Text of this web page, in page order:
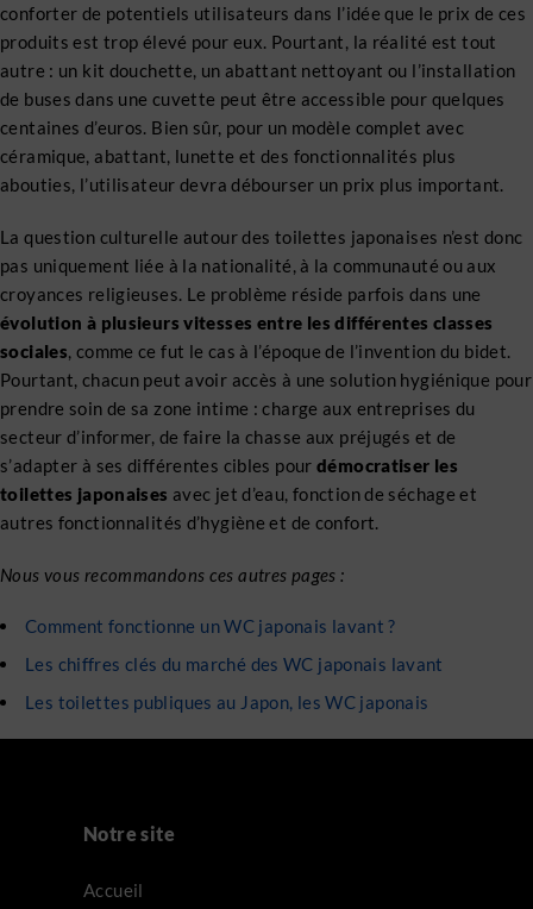
conforter de potentiels utilisateurs dans l’idée que le prix de ces
produits est trop élevé pour eux. Pourtant, la réalité est tout
autre : un kit douchette, un abattant nettoyant ou l’installation
de buses dans une cuvette peut être accessible pour quelques
centaines d’euros. Bien sûr, pour un modèle complet avec
céramique, abattant, lunette et des fonctionnalités plus
abouties, l’utilisateur devra débourser un prix plus important.
La question culturelle autour des toilettes japonaises n’est donc
pas uniquement liée à la nationalité, à la communauté ou aux
croyances religieuses. Le problème réside parfois dans une
évolution à plusieurs vitesses entre les différentes classes
sociales, comme ce fut le cas à l’époque de l’invention du bidet.
Pourtant, chacun peut avoir accès à une solution hygiénique pour
prendre soin de sa zone intime : charge aux entreprises du
secteur d’informer, de faire la chasse aux préjugés et de
s’adapter à ses différentes cibles pour démocratiser les
toilettes japonaises avec jet d’eau, fonction de séchage et
autres fonctionnalités d’hygiène et de confort.
Nous vous recommandons ces autres pages :
Comment fonctionne un WC japonais lavant ?
Les chiffres clés du marché des WC japonais lavant
Les toilettes publiques au Japon, les WC japonais
Notre site
Accueil